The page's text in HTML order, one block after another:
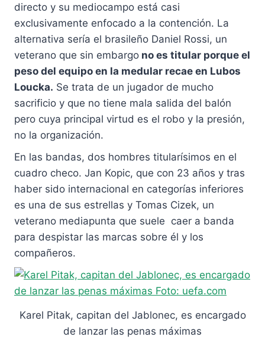
directo y su mediocampo está casi
exclusivamente enfocado a la contención. La
alternativa sería el brasileño Daniel Rossi, un
veterano que sin embargo no es titular porque el
peso del equipo en la medular recae en Lubos
Loucka. Se trata de un jugador de mucho
sacrificio y que no tiene mala salida del balón
pero cuya principal virtud es el robo y la presión,
no la organización.
En las bandas, dos hombres titularísimos en el
cuadro checo. Jan Kopic, que con 23 años y tras
haber sido internacional en categorías inferiores
es una de sus estrellas y Tomas Cizek, un
veterano mediapunta que suele caer a banda
para despistar las marcas sobre él y los
compañeros.
Karel Pitak, capitan del Jablonec, es encargado
de lanzar las penas máximas